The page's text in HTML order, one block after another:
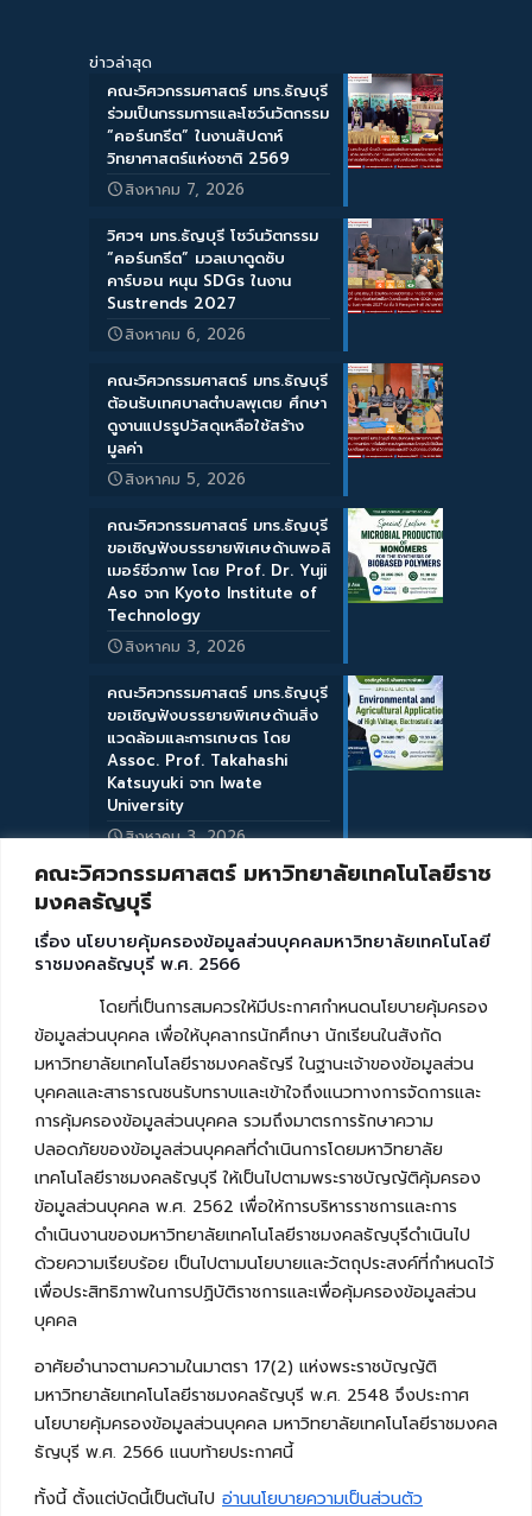
คณะวิศวกรรมศาสตร์ มหาวิทยาลัยเทคโนโลยีราช
มงคลธัญบุรี
เรื่อง นโยบายคุ้มครองข้อมูลส่วนบุคคลมหาวิทยาลัยเทคโนโลยี
ราชมงคลธัญบุรี พ.ศ. 2566
โดยที่เป็นการสมควรให้มีประกาศกำหนดนโยบายคุ้มครอง
ข้อมูลส่วนบุคคล เพื่อให้บุคลากรนักศึกษา นักเรียนในสังกัด
มหาวิทยาลัยเทคโนโลยีราชมงคลธัญรี ในฐานะเจ้าของข้อมูลส่วน
บุคคลและสาธารณชนรับทราบและเข้าใจถึงแนวทางการจัดการและ
การคุ้มครองข้อมูลส่วนบุคคล รวมถึงมาตรการรักษาความ
ปลอดภัยของข้อมูลส่วนบุคคลที่ดำเนินการโดยมหาวิทยาลัย
เทคโนโลยีราชมงคลธัญบุรี ให้เป็นไปตามพระราชบัญญัติคุ้มครอง
ข้อมูลส่วนบุคคล พ.ศ. 2562 เพื่อให้การบริหารราชการและการ
ดำเนินงานของมหาวิทยาลัยเทคโนโลยีราชมงคลธัญบุรีดำเนินไป
ด้วยความเรียบร้อย เป็นไปตามนโยบายและวัตถุประสงค์ที่กำหนดไว้
เพื่อประสิทธิภาพในการปฏิบัติราชการและเพื่อคุ้มครองข้อมูลส่วน
บุคคล
อาศัยอำนาจตามความในมาตรา 17(2) แห่งพระราชบัญญัติ
มหาวิทยาลัยเทคโนโลยีราชมงคลธัญบุรี พ.ศ. 2548 จึงประกาศ
นโยบายคุ้มครองข้อมูลส่วนบุคคล มหาวิทยาลัยเทคโนโลยีราชมงคล
ธัญบุรี พ.ศ. 2566 แนบท้ายประกาศนี้
ทั้งนี้ ตั้งแต่บัดนี้เป็นต้นไป อ่านนโยบายความเป็นส่วนตัว
ข่าวล่าสุด
คณะวิศวกรรมศาสตร์ มทร.ธัญบุรี
ร่วมเป็นกรรมการและโชว์นวัตกรรม
“คอร์นกรีต” ในงานสัปดาห์
วิทยาศาสตร์แห่งชาติ 2569
สิงหาคม 7, 2026
วิศวฯ มทร.ธัญบุรี โชว์นวัตกรรม
“คอร์นกรีต” มวลเบาดูดซับ
คาร์บอน หนุน SDGs ในงาน
Sustrends 2027
สิงหาคม 6, 2026
คณะวิศวกรรมศาสตร์ มทร.ธัญบุรี
ต้อนรับเทศบาลตำบลพุเตย ศึกษา
ดูงานแปรรูปวัสดุเหลือใช้สร้าง
มูลค่า
สิงหาคม 5, 2026
คณะวิศวกรรมศาสตร์ มทร.ธัญบุรี
ขอเชิญฟังบรรยายพิเศษด้านพอลิ
เมอร์ชีวภาพ โดย Prof. Dr. Yuji
Aso จาก Kyoto Institute of
Technology
สิงหาคม 3, 2026
คณะวิศวกรรมศาสตร์ มทร.ธัญบุรี
ขอเชิญฟังบรรยายพิเศษด้านสิ่ง
แวดล้อมและการเกษตร โดย
Assoc. Prof. Takahashi
Katsuyuki จาก Iwate
University
สิงหาคม 3, 2026